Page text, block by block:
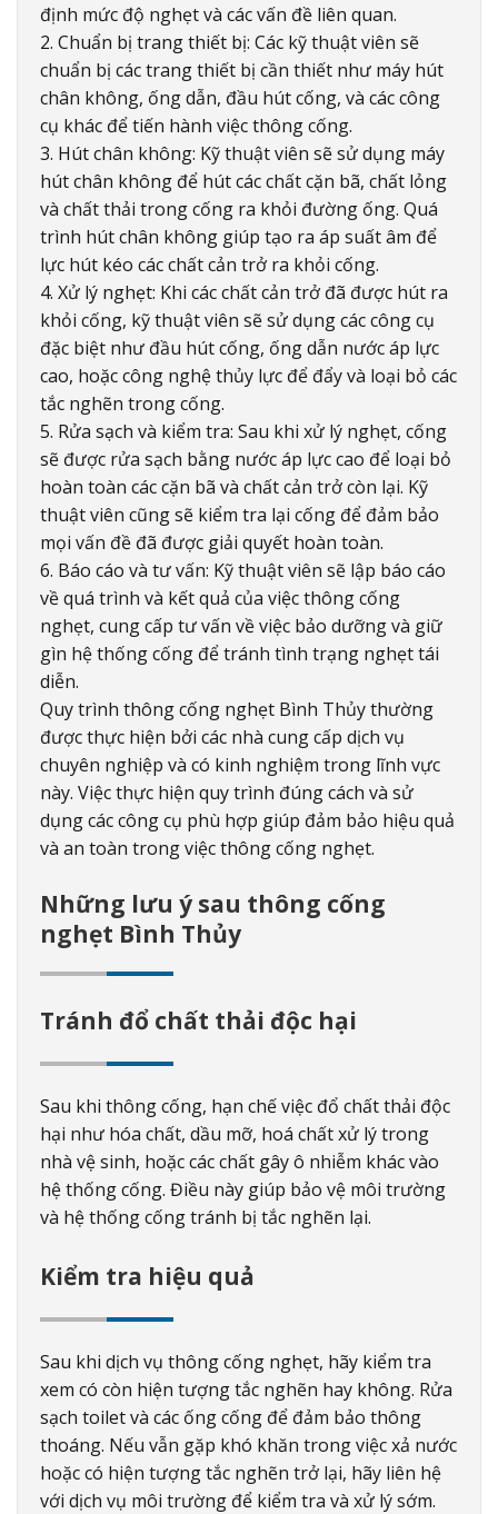
định mức độ nghẹt và các vấn đề liên quan.
2. Chuẩn bị trang thiết bị: Các kỹ thuật viên sẽ
chuẩn bị các trang thiết bị cần thiết như máy hút
chân không, ống dẫn, đầu hút cống, và các công
cụ khác để tiến hành việc thông cống.
3. Hút chân không: Kỹ thuật viên sẽ sử dụng máy
hút chân không để hút các chất cặn bã, chất lỏng
và chất thải trong cống ra khỏi đường ống. Quá
trình hút chân không giúp tạo ra áp suất âm để
lực hút kéo các chất cản trở ra khỏi cống.
4. Xử lý nghẹt: Khi các chất cản trở đã được hút ra
khỏi cống, kỹ thuật viên sẽ sử dụng các công cụ
đặc biệt như đầu hút cống, ống dẫn nước áp lực
cao, hoặc công nghệ thủy lực để đẩy và loại bỏ các
tắc nghẽn trong cống.
5. Rửa sạch và kiểm tra: Sau khi xử lý nghẹt, cống
sẽ được rửa sạch bằng nước áp lực cao để loại bỏ
hoàn toàn các cặn bã và chất cản trở còn lại. Kỹ
thuật viên cũng sẽ kiểm tra lại cống để đảm bảo
mọi vấn đề đã được giải quyết hoàn toàn.
6. Báo cáo và tư vấn: Kỹ thuật viên sẽ lập báo cáo
về quá trình và kết quả của việc thông cống
nghẹt, cung cấp tư vấn về việc bảo dưỡng và giữ
gìn hệ thống cống để tránh tình trạng nghẹt tái
diễn.
Quy trình thông cống nghẹt Bình Thủy thường
được thực hiện bởi các nhà cung cấp dịch vụ
chuyên nghiệp và có kinh nghiệm trong lĩnh vực
này. Việc thực hiện quy trình đúng cách và sử
dụng các công cụ phù hợp giúp đảm bảo hiệu quả
và an toàn trong việc thông cống nghẹt.
Những lưu ý sau thông cống
nghẹt Bình Thủy
Tránh đổ chất thải độc hại
Sau khi thông cống, hạn chế việc đổ chất thải độc
hại như hóa chất, dầu mỡ, hoá chất xử lý trong
nhà vệ sinh, hoặc các chất gây ô nhiễm khác vào
hệ thống cống. Điều này giúp bảo vệ môi trường
và hệ thống cống tránh bị tắc nghẽn lại.
Kiểm tra hiệu quả
Sau khi dịch vụ thông cống nghẹt, hãy kiểm tra
xem có còn hiện tượng tắc nghẽn hay không. Rửa
sạch toilet và các ống cống để đảm bảo thông
thoáng. Nếu vẫn gặp khó khăn trong việc xả nước
hoặc có hiện tượng tắc nghẽn trở lại, hãy liên hệ
với dịch vụ môi trường để kiểm tra và xử lý sớm.